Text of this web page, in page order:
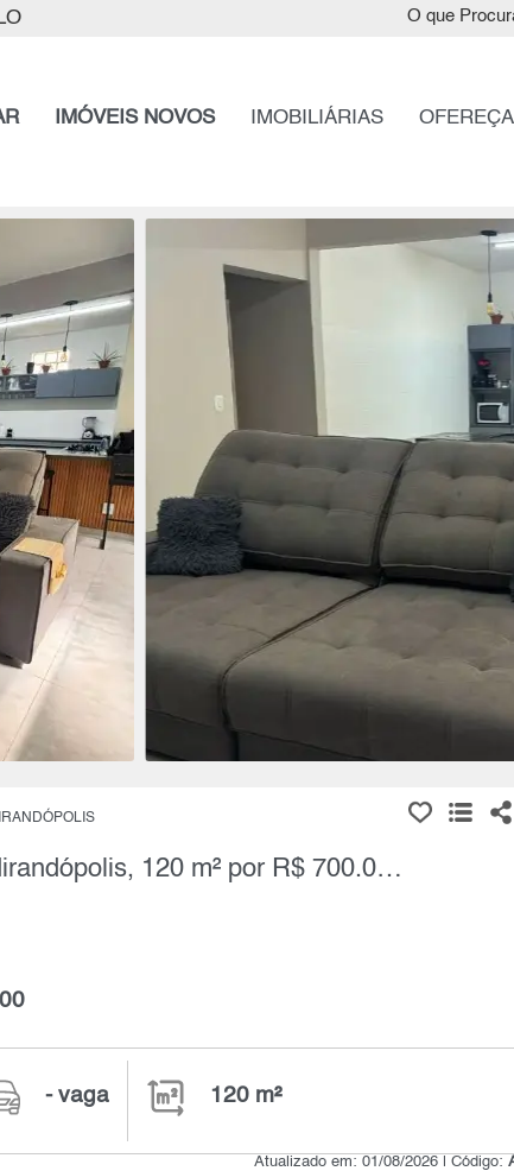
O que
IMÓVEIS NOVOS IMOBILIÁRIAS
Apartamento, 2 Quartos à Venda, Mirandópolis, 120 m² por R$ 700.000,00
- vaga 120 m²
Atualizado em: 01/08/2026 | Código: